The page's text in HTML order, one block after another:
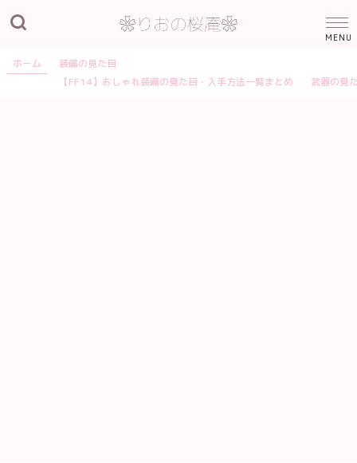
ホーム
装備の見た目
【FF14】おしゃれ装備の見た目・入手方法一覧まとめ
武器の見